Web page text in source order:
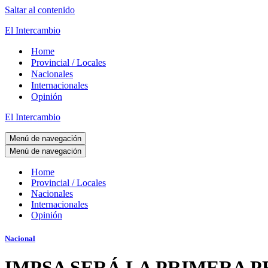
Saltar al contenido
El Intercambio
Home
Provincial / Locales
Nacionales
Internacionales
Opinión
El Intercambio
Menú de navegación
Menú de navegación
Home
Provincial / Locales
Nacionales
Internacionales
Opinión
Nacional